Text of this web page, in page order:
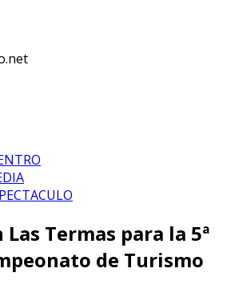
Termas para la 5ª
de Turismo